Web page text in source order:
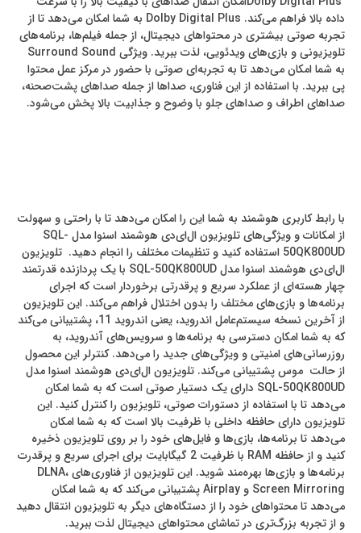
داده بالا فراهم می‌کند. Dolby Digital Plus به شما امکان می‌دهد تا از
تجربه‌ صوتی بیشتری در محتواهای دیجیتال، از جمله فیلم‌ها، برنامه‌های
تلویزیونی و بازی‌های ویدئویی، لذت ببرید. ویژگی Surround Sound
به شما امکان می‌دهد تا به تجربه‌ای صوتی با حضور در مرکز عمل محتوا
پی ببرید. با استفاده از این فناوری، صداها از جمله صداهای پشت‌صحنه،
صداهای اطراف و صداهای جلو با وضوح و جذابیت بالا پخش می‌شود.
با رابط کاربری هوشمند به شما این را امکان می‌دهد تا با راحتی و سهولت
از امکانات و ویژگی‌های تلویزیون ال‌ای‌دی هوشمند اسنوا مدل SQL-
50QK800UD استفاده کنید و تنظیمات مختلف را انجام دهید. تلویزیون
ال‌ای‌دی هوشمند اسنوا مدل SQL-50QK800UD با یک پردازنده قدرتمند
چهار هسته‌ای از عملکرد سریع و پرقدرتی برخوردار است که اجرای
برنامه‌ها و بازی‌های مختلف را بدون اختلال فراهم می‌کند. این تلویزیون
از آخرین نسخه سیستم‌عامل اندروید، یعنی اندروید 11، پشتیبانی می‌کند
که به شما امکان دسترسی به برنامه‌ها و سرویس‌های آندروید، به
روزرسانی‌های امنیتی و ویژگی‌های جدید را می‌دهد. کنترلر این محصول
از حالت موس پشتیبانی می‌کند. تلویزیون ال‌ای‌دی هوشمند اسنوا مدل
SQL-50QK800UD دارای یک دستیار صوتی است که به شما امکان
می‌دهد تا با استفاده از دستورات صوتی، تلویزیون را کنترل کنید. این
تلویزیون دارای حافظه داخلی با ظرفیت بالا است که به شما امکان
می‌دهد تا برنامه‌ها، بازی‌ها و فایل‌های خود را بر روی تلویزیون ذخیره
کنید و از حافظه RAM با ظرفیت 2 گیگابایت برای اجرای سریع و پرقدرت
برنامه‌ها و بازی‌ها بهره‌مند شوید. این تلویزیون از فناوری‌های DLNA،
Screen Mirroring و Airplay پشتیبانی می‌کند که به شما امکان
می‌دهد تا محتواهای خود را از دستگاه‌های دیگر به تلویزیون انتقال دهید
و از تجربه‌ بزرگ‌تری در تماشای محتواهای دیجیتال لذت ببرید.